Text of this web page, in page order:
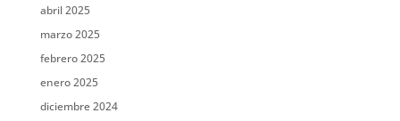
abril 2025
marzo 2025
febrero 2025
enero 2025
diciembre 2024